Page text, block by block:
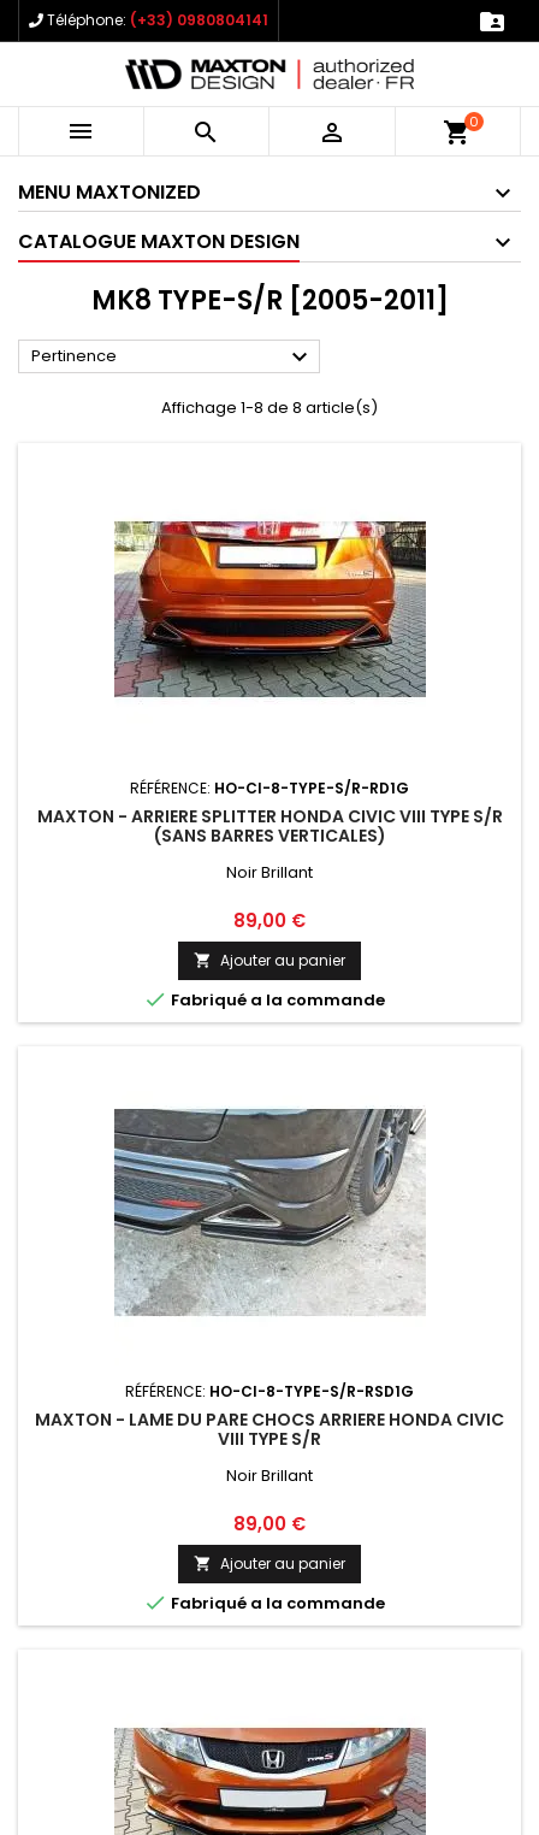
Téléphone: (+33) 0980804141 
   shopping_cart0
MENU MAXTONIZED
CATALOGUE MAXTON DESIGN
MK8 TYPE-S/R [2005-2011]
Pertinence 
Affichage 1-8 de 8 article(s)
RÉFÉRENCE: HO-CI-8-TYPE-S/R-RD1G
MAXTON - ARRIERE SPLITTER HONDA CIVIC VIII TYPE S/R
(SANS BARRES VERTICALES)
Noir Brillant
Prix
89,00 €
 Ajouter au panier
 Fabriqué a la commande
RÉFÉRENCE: HO-CI-8-TYPE-S/R-RSD1G
MAXTON - LAME DU PARE CHOCS ARRIERE HONDA CIVIC
VIII TYPE S/R
Noir Brillant
Prix
89,00 €
 Ajouter au panier
 Fabriqué a la commande